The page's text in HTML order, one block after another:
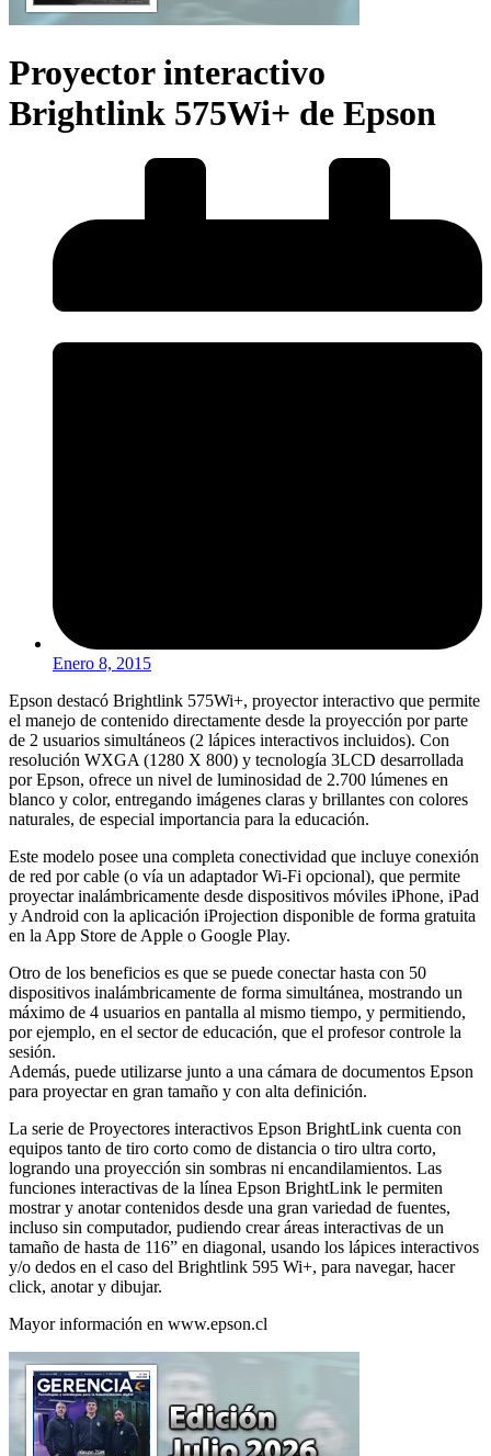
Proyector interactivo
Brightlink 575Wi+ de Epson
Enero 8, 2015
Epson destacó Brightlink 575Wi+, proyector interactivo que permite
el manejo de contenido directamente desde la proyección por parte
de 2 usuarios simultáneos (2 lápices interactivos incluidos). Con
resolución WXGA (1280 X 800) y tecnología 3LCD desarrollada
por Epson, ofrece un nivel de luminosidad de 2.700 lúmenes en
blanco y color, entregando imágenes claras y brillantes con colores
naturales, de especial importancia para la educación.
Este modelo posee una completa conectividad que incluye conexión
de red por cable (o vía un adaptador Wi-Fi opcional), que permite
proyectar inalámbricamente desde dispositivos móviles iPhone, iPad
y Android con la aplicación iProjection disponible de forma gratuita
en la App Store de Apple o Google Play.
Otro de los beneficios es que se puede conectar hasta con 50
dispositivos inalámbricamente de forma simultánea, mostrando un
máximo de 4 usuarios en pantalla al mismo tiempo, y permitiendo,
por ejemplo, en el sector de educación, que el profesor controle la
sesión.
Además, puede utilizarse junto a una cámara de documentos Epson
para proyectar en gran tamaño y con alta definición.
La serie de Proyectores interactivos Epson BrightLink cuenta con
equipos tanto de tiro corto como de distancia o tiro ultra corto,
logrando una proyección sin sombras ni encandilamientos. Las
funciones interactivas de la línea Epson BrightLink le permiten
mostrar y anotar contenidos desde una gran variedad de fuentes,
incluso sin computador, pudiendo crear áreas interactivas de un
tamaño de hasta de 116” en diagonal, usando los lápices interactivos
y/o dedos en el caso del Brightlink 595 Wi+, para navegar, hacer
click, anotar y dibujar.
Mayor información en www.epson.cl